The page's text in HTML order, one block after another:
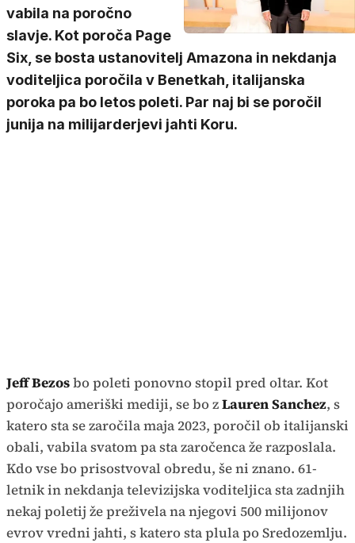
vabila na poročno
slavje. Kot poroča Page
Six, se bosta ustanovitelj Amazona in nekdanja
voditeljica poročila v Benetkah, italijanska
poroka pa bo letos poleti. Par naj bi se poročil
junija na milijarderjevi jahti Koru.
Jeff Bezosbo poleti ponovno stopil pred oltar. Kot
poročajo ameriški mediji, se bo zLauren Sanchez, s
katero sta se zaročila maja 2023, poročil ob italijanski
obali, vabila svatom pa sta zaročenca že razposlala.
Kdo vse bo prisostvoval obredu, še ni znano. 61-
letnik in nekdanja televizijska voditeljica sta zadnjih
nekaj poletij že preživela na njegovi 500 milijonov
evrov vredni jahti, s katero sta plula po Sredozemlju.